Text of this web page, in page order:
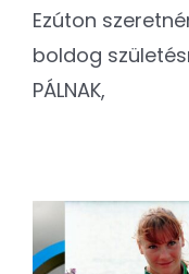
Ezúton
boldog
PÁLNAK,